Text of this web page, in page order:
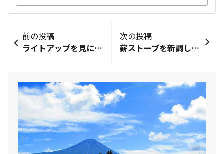
前の投稿
ライトアップを見に行って来て、帰って来たら真っ暗❗️いつの間にか夜景になってました😄
次の投稿
薪ストーブを新調しました。以前は無骨な鉄製の薪ストーブでしたがやっぱり炎が見えるのはいいですね。寒くてもキャンプに行きたくなります。